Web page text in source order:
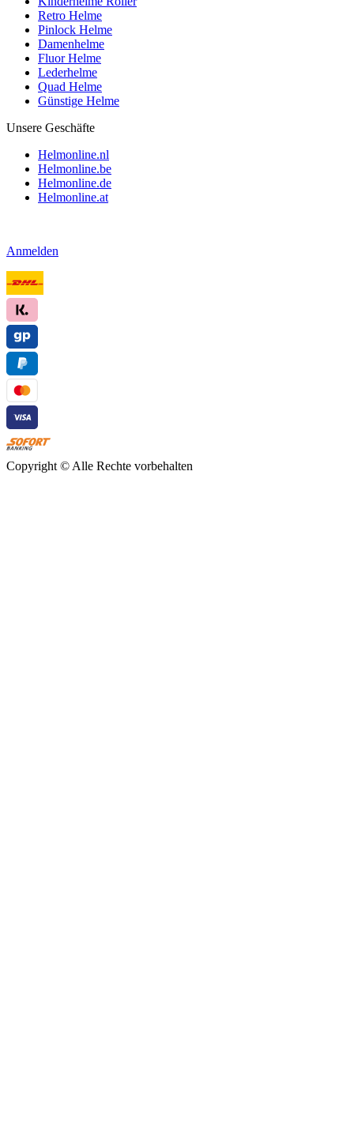
Retro Helme
Pinlock Helme
Damenhelme
Fluor Helme
Lederhelme
Quad Helme
Günstige Helme
Unsere Geschäfte
Helmonline.nl
Helmonline.be
Helmonline.de
Helmonline.at
Anmelden
Copyright ©Alle Rechte vorbehalten